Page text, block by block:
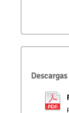
Descargas